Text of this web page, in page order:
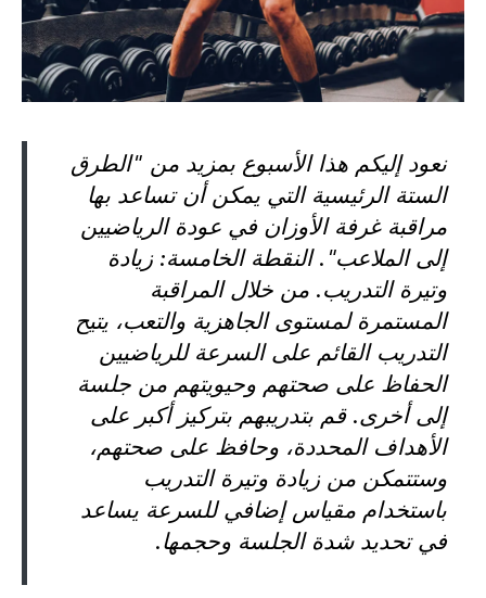
نعود إليكم هذا الأسبوع بمزيد من "الطرق
الستة الرئيسية التي يمكن أن تساعد بها
مراقبة غرفة الأوزان في عودة الرياضيين
إلى الملاعب". النقطة الخامسة: زيادة
وتيرة التدريب. من خلال المراقبة
المستمرة لمستوى الجاهزية والتعب، يتيح
التدريب القائم على السرعة للرياضيين
الحفاظ على صحتهم وحيويتهم من جلسة
إلى أخرى. قم بتدريبهم بتركيز أكبر على
الأهداف المحددة، وحافظ على صحتهم،
وستتمكن من زيادة وتيرة التدريب
باستخدام مقياس إضافي للسرعة يساعد
في تحديد شدة الجلسة وحجمها.